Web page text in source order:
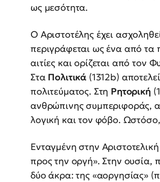
ως μεσότητα.
Ο Αριστοτέλης έχει
περιγράφεται ως ένα από τα
αιτίες και ορίζεται από τον
Στα Πολιτικά (1312b)
πολιτεύματος. Στη Ρητορική
ανθρώπινης συμπεριφοράς,
λογική και τον φόβο. Ωστόσο,
Ενταγμένη στην
προς την οργή». Στην ουσία,
δύο άκρα: της «αοργησίας»